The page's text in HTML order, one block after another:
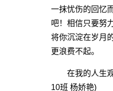
一抹忧伤的回忆
吧！相信只要努
将你沉淀在岁月
更浪费不起。
在我的人生观
10班 杨娇艳)